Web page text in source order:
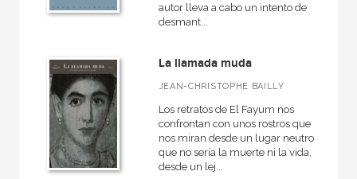
Básica de bolsillo
VER TODAS... (28)
NUESTROS FORMATOS
Cartoné
autor lleva a cabo un intento de
desmant...
La llamada muda
JEAN-CHRISTOPHE BAILLY
Los retratos de El Fayum nos
confrontan con unos rostros que
nos miran desde un lugar neutro
que no sería la muerte ni la vida,
desde un lej...